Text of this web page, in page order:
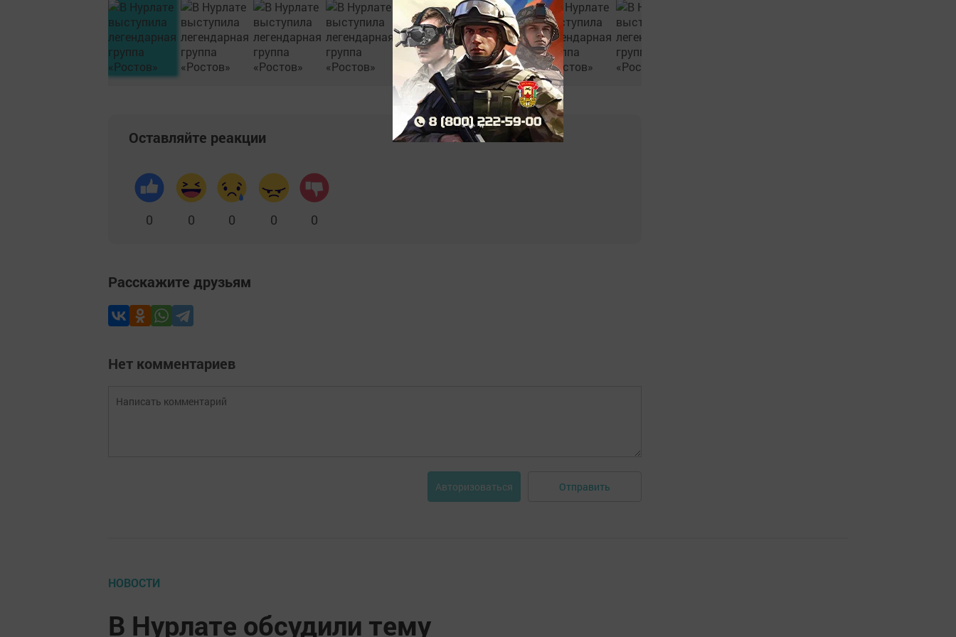
Оставляйте реакции
0 0 0 0 0
Расскажите друзьям
Нет комментариев
Авторизоваться Отправить
НОВОСТИ
В Нурлате обсудили тему